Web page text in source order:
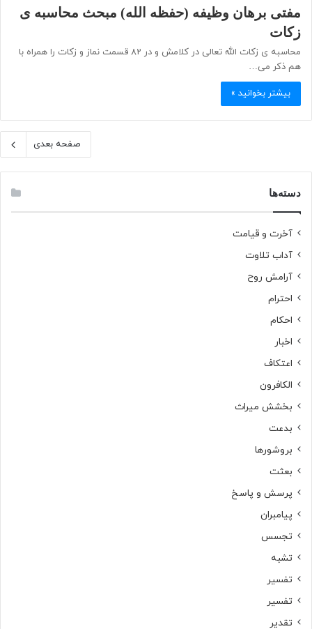
مفتی برهان وظیفه (حفظه الله) مبحث محاسبه ی
زکات
محاسبه ی زکات الله تعالی در کلامش و در 82 قسمت نماز و زکات را همراه با
هم ذکر می…
بیشتر بخوانید »
صفحه بعدی
دسته‌ها
آخرت و قیامت
آداب تلاوت
آرامش روح
احترام
احکام
اخبار
اعتکاف
الکافرون
بخشش میراث
بدعت
بروشورها
بعثت
پرسش و پاسخ
پیامبران
تجسس
تشبه
تفسیر
تفسیر
تقدیر